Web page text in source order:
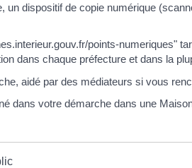
un dispositif de copie numérique
points-numeriques"
dans chaque préfecture et dans la
aidé par des médiateurs si vous
dans votre démarche dans une